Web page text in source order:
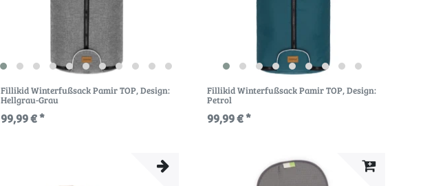
Fillikid Winterfußsack Pamir TOP, Design:
Hellgrau-Grau
99,99 € *
Fillikid Winterfußsack Pamir TOP, Design:
Petrol
99,99 € *